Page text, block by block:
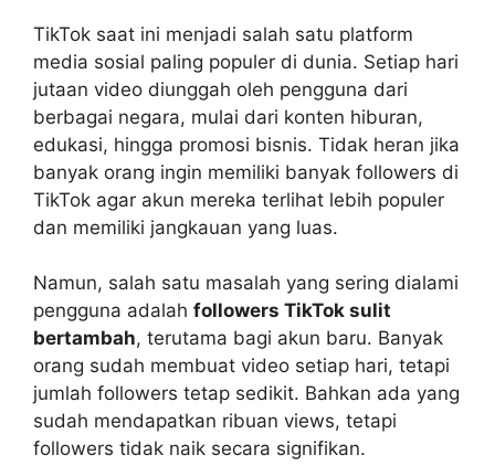
TikTok saat ini menjadi salah satu platform
media sosial paling populer di dunia. Setiap hari
jutaan video diunggah oleh pengguna dari
berbagai negara, mulai dari konten hiburan,
edukasi, hingga promosi bisnis. Tidak heran jika
banyak orang ingin memiliki banyak followers di
TikTok agar akun mereka terlihat lebih populer
dan memiliki jangkauan yang luas.
Namun, salah satu masalah yang sering dialami
pengguna adalah followers TikTok sulit
bertambah, terutama bagi akun baru. Banyak
orang sudah membuat video setiap hari, tetapi
jumlah followers tetap sedikit. Bahkan ada yang
sudah mendapatkan ribuan views, tetapi
followers tidak naik secara signifikan.